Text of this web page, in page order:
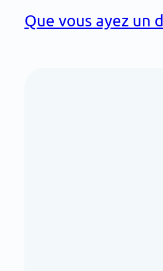
Que vous ayez un